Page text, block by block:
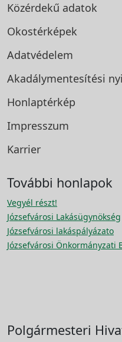
Közérdekű adatok
Okostérképek
Adatvédelem
Akadálymentesítési
Honlaptérkép
Impresszum
Karrier
További honlapok
Vegyél részt!
Józsefvárosi Lakásügynökség
Józsefvárosi lakáspályázato
Józsefvárosi Önkormányzati
Polgármesteri